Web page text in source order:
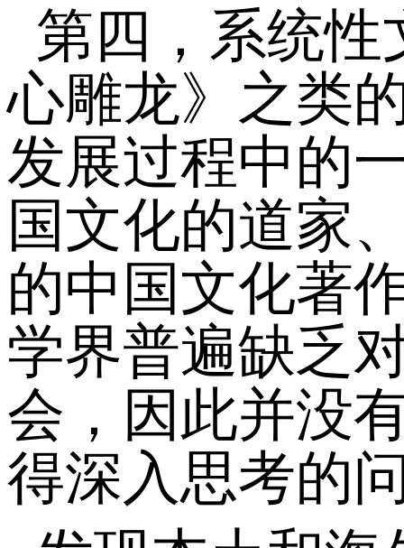
第四，系统
心雕龙》之类
发展过程中的
国文化的道家
的中国文化著
学界普遍缺乏
会，因此并没
得深入思考的